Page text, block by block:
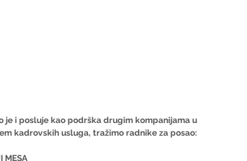
je i posluje kao podrška drugim kompanijama u
kadrovskih usluga, tražimo radnike za posao:
MESA